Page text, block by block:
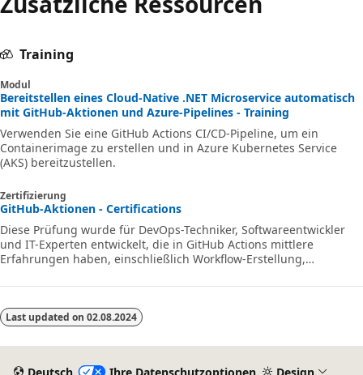
Training
Modul
Bereitstellen eines Cloud-Native .NET Microservice automatisch
mit GitHub-Aktionen und Azure-Pipelines - Training
Verwenden Sie eine GitHub Actions CI/CD-Pipeline, um ein
Containerimage zu erstellen und in Azure Kubernetes Service
(AKS) bereitzustellen.
Zertifizierung
GitHub-Aktionen - Certifications
Diese Prüfung wurde für DevOps-Techniker, Softwareentwickler
und IT-Experten entwickelt, die in GitHub Actions mittlere
Erfahrungen haben, einschließlich Workflow-Erstellung,
Last updated on 02.08.2024